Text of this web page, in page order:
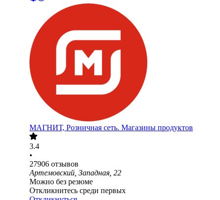
МАГНИТ, Розничная сеть. Магазины продуктов
3.4
•
27906 отзывов
Артемовский, Западная, 22
Можно без резюме
Откликнитесь среди первых